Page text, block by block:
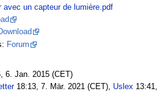
avec un capteur de lumière.pdf
Forum
6. Jan. 2015 (CET)
18:13, 7. Mär. 2021 (CET), Uslex 13:41,